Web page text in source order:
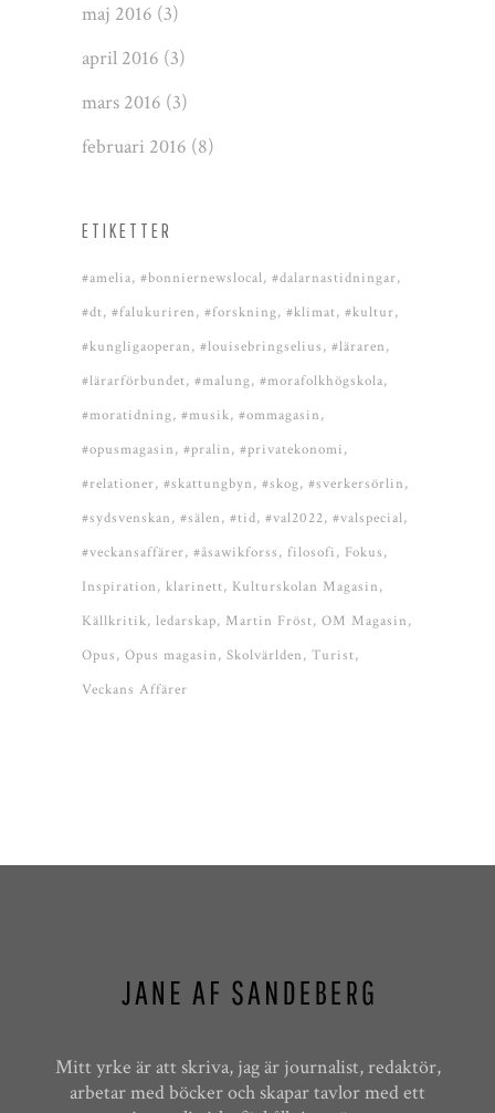
maj 2016 (3)
april 2016 (3)
mars 2016 (3)
februari 2016 (8)
ETIKETTER
#amelia #bonniernewslocal #dalarnastidningar
#dt #falukuriren #forskning #klimat #kultur
#kungligaoperan #louisebringselius #läraren
#lärarförbundet #malung #morafolkhögskola
#moratidning #musik #ommagasin
#opusmagasin #pralin #privatekonomi
#relationer #skattungbyn #skog #sverkersörlin
#sydsvenskan #sälen #tid #val2022 #valspecial
#veckansaffärer #åsawikforss filosofi
Fokus
Inspiration klarinett Kulturskolan Magasin
Källkritik ledarskap Martin Fröst OM Magasin
Opus Opus magasin Skolvärlden Turist
Veckans Affärer
Mitt yrke är att skriva, jag är journalist, redaktör,
arbetar med böcker och skapar tavlor med ett